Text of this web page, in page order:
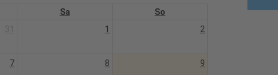
Sa
So
1 2
7 8 9